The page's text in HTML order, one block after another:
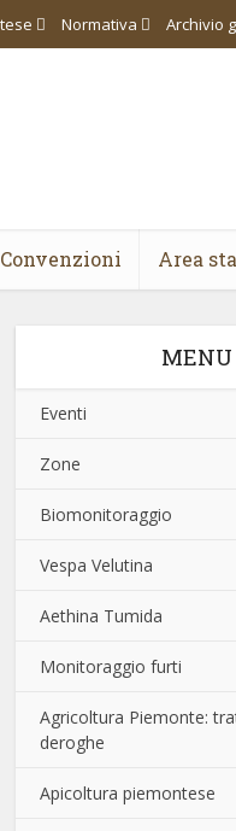
Normativa Archivio
Convenzioni Area
MENU
Eventi
Zone
Biomonitoraggio
Vespa Velutina
Aethina Tumida
Monitoraggio furti
Agricoltura Piemonte:
deroghe
Apicoltura piemontese